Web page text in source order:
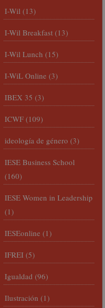
I-Wil (13)
I-Wil Breakfast (13)
I-Wil Lunch (15)
I-WiL Online (3)
IBEX 35 (3)
ICWF (109)
ideología de género (3)
IESE Business School
(160)
IESE Women in Leadership
(1)
IESEonline (1)
IFREI (5)
Igualdad (96)
Ilustración (1)